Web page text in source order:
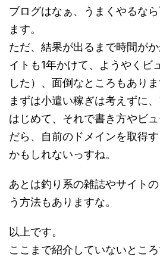
ブログはなぁ、うまくやるな
ます。
ただ、結果が出るまで時間が
イトも1年かけて、ようやくビ
した）、面倒なところもありま
まずは小遣い稼ぎは考えずに
はじめて、それで書き方やビ
だら、自前のドメインを取得
かもしれないっすね。
あとは釣り系の雑誌やサイト
う方法もありますな。
以上です。
ここまで紹介していないとこ